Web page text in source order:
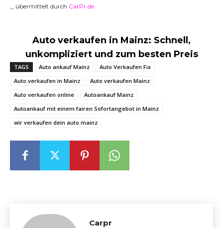
„, übermittelt durch CarPr.de
Auto verkaufen in Mainz: Schnell,
unkompliziert und zum besten Preis
TAGS Auto ankauf Mainz
Auto Verkaufen Fix
Auto verkaufen in Mainz
Auto verkaufen Mainz
Auto verkaufen online
Autoankauf Mainz
Autoankauf mit einem fairen Sofortangebot in Mainz
wir verkaufen dein auto mainz
Carpr